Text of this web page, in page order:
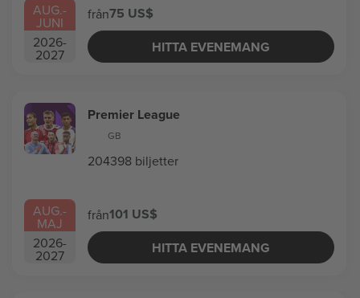
AUG.-
JUNI
2026-
2027
från75 US$
HITTA EVENEMANG
AUG.-
MAJ
2026-
2027
Premier League
GB
204398 biljetter
från101 US$
HITTA EVENEMANG